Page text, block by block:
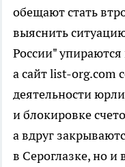
обещают стать
выяснить
России"
а сайт list-org.com
деятельности
и блокировке
а вдруг
в Сероглазке, но и